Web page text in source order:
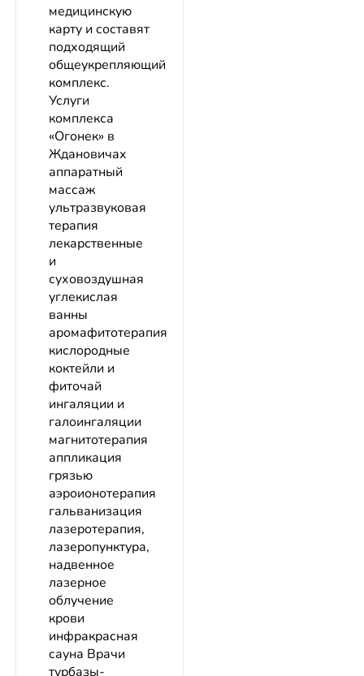
медицинскую
карту и составят
подходящий
общеукрепляющий
комплекс.
Услуги
комплекса
«Огонек» в
Ждановичах
аппаратный
массаж
ультразвуковая
терапия
лекарственные
и
суховоздушная
углекислая
ванны
аромафитотерапия
кислородные
коктейли и
фиточай
ингаляции и
галоингаляции
магнитотерапия
аппликация
грязью
аэроионотерапия
гальванизация
лазеротерапия,
лазеропунктура,
надвенное
лазерное
облучение
крови
инфракрасная
сауна Врачи
турбазы-